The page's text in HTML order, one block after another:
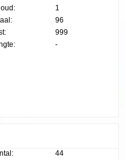
1
96
999
-
44